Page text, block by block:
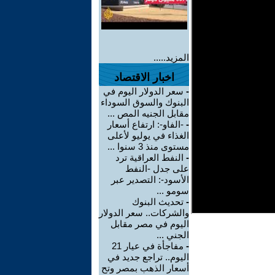
المزيد.....
اخبار الاقتصاد
- سعر الدولار اليوم في
البنوك والسوق السوداء
مقابل الجنيه المص ...
- -الفاو-: ارتفاع أسعار
الغذاء في يوليو لأعلى
مستوى منذ 3 سنوا ...
- النفط العراقية ترد
على جدل -النفط
الأسود-: التصدير عبر
سومو ...
- تحديث البنوك
والشركات.. سعر الدولار
اليوم في مصر مقابل
الجني ...
-
مفاجأة في عيار 21
اليوم.. تراجع جديد في
أسعار الذهب بمصر وتح